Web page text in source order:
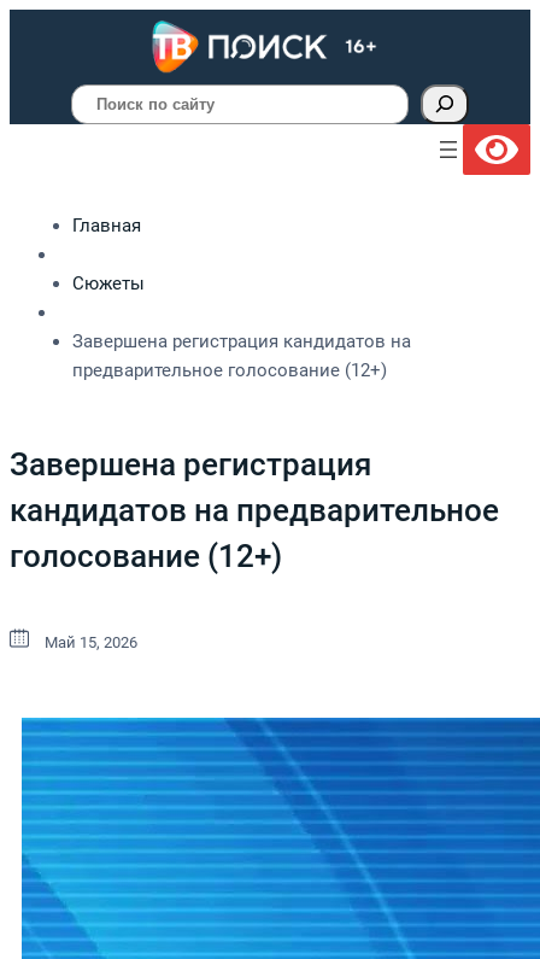
Поиск
Главная
Сюжеты
Завершена регистрация кандидатов на
предварительное голосование (12+)
Завершена регистрация
кандидатов на предварительное
голосование (12+)
Май 15, 2026